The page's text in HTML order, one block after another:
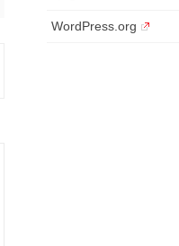
WordPress.org